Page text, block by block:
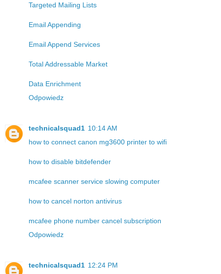
Targeted Mailing Lists
Email Appending
Email Append Services
Total Addressable Market
Data Enrichment
Odpowiedz
technicalsquad1 10:14 AM
how to connect canon mg3600 printer to wifi
how to disable bitdefender
mcafee scanner service slowing computer
how to cancel norton antivirus
mcafee phone number cancel subscription
Odpowiedz
technicalsquad1 12:24 PM